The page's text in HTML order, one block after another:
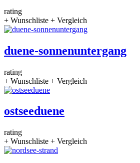
rating
+ Wunschliste + Vergleich
duene-sonnenuntergang
rating
+ Wunschliste + Vergleich
ostseeduene
rating
+ Wunschliste + Vergleich